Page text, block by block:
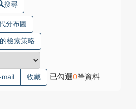
搜尋
分布圖
檢索策略
mail 收藏 已勾選0筆資料